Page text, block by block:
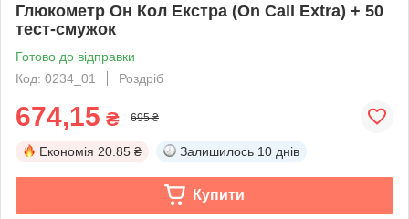
Глюкометр Он Кол Екстра (On Call Extra) + 50
тест-смужок
Готово до відправки
Код: 0234_01
Роздріб
674,15 ₴ 695 ₴
Економія 20.85 ₴ Залишилось 10 днів
Купити